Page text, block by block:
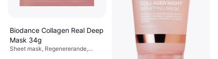
Biodance Collagen Real Deep
Mask 34g
Sheet mask, Regenererande,